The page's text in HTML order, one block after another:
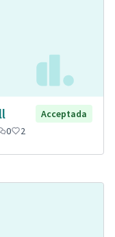
Acceptada
0 2